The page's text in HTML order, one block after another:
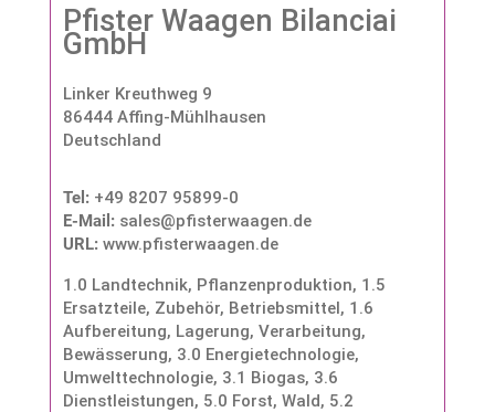
Pfister Waagen Bilanciai
GmbH
Linker Kreuthweg 9
86444 Affing-Mühlhausen
Deutschland
Tel: +49 8207 95899-0
E-Mail: sales@pfisterwaagen.de
URL: www.pfisterwaagen.de
1.0 Landtechnik, Pflanzenproduktion, 1.5
Ersatzteile, Zubehör, Betriebsmittel, 1.6
Aufbereitung, Lagerung, Verarbeitung,
Bewässerung, 3.0 Energietechnologie,
Umwelttechnologie, 3.1 Biogas, 3.6
Dienstleistungen, 5.0 Forst, Wald, 5.2